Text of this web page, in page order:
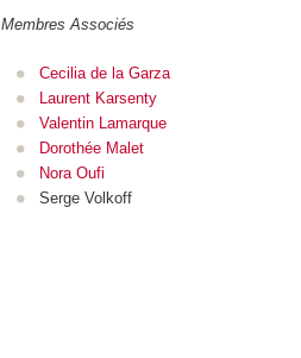
Membres Associés
Cecilia de la Garza
Laurent Karsenty
Valentin Lamarque
Dorothée Malet
Nora Oufi
Serge Volkoff